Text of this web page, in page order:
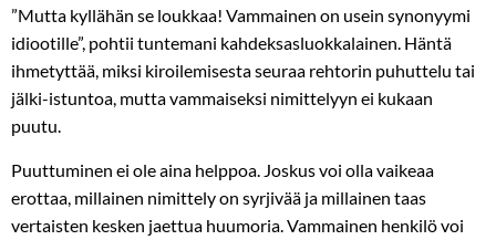
”Mutta kyllähän se loukkaa! Vammainen on usein synonyymi
idiootille”, pohtii tuntemani kahdeksasluokkalainen. Häntä
ihmetyttää, miksi kiroilemisesta seuraa rehtorin puhuttelu tai
jälki-istuntoa, mutta vammaiseksi nimittelyyn ei kukaan
puutu.
Puuttuminen ei ole aina helppoa. Joskus voi olla vaikeaa
erottaa, millainen nimittely on syrjivää ja millainen taas
vertaisten kesken jaettua huumoria. Vammainen henkilö voi